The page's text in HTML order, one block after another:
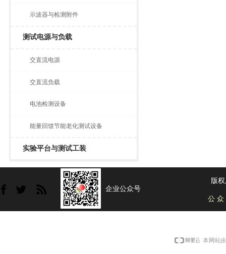
示波器与检测附件
测试电源与负载
交直流电源
交直流负载
电池检测设备
能量回馈节能老化测试设备
实验平台与测试工装
企业公众号
版
公 众
本网站